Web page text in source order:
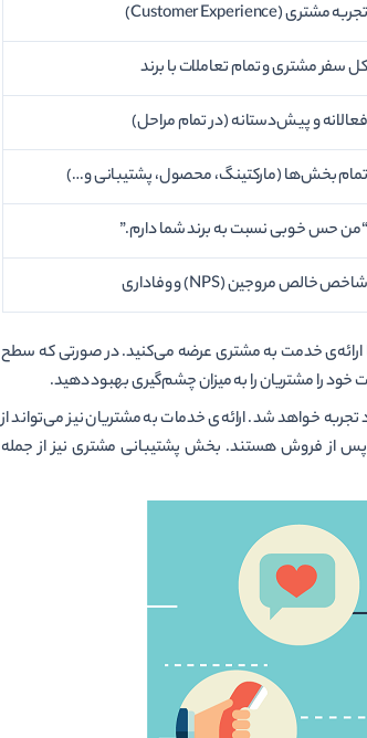
تجربه مشتری (Customer Experience)
کل سفر مشتری و تمام تعاملات با برند
فعالانه و پیش‌دستانه (در تمام مراحل)
تمام بخش‌ها (مارکتینگ، محصول، پشتیبانی و…)
“من حس خوبی نسبت به برند شما دارم.”
شاخص خالص مروجین (NPS) و وفاداری
ارائه‌ی خدمت به مشتری عرضه می‌کنید. در صورتی که سطح
خود را مشتریان را به میزان چشم‌گیری بهبود دهید.
خواهد شد. ارائه‌ی خدمات به مشتریان نیز می‌تواند از
پس از فروش هستند. بخش پشتیبانی مشتری نیز از جمله